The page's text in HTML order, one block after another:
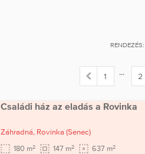
RENDEZÉS:
1 ... 2
Családi ház az eladás a Rovinka
Záhradná, Rovinka (Senec)
180 m2 147 m2 637 m2